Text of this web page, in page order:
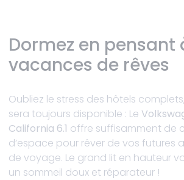
Dormez en pensant
vacances de rêves
Oubliez le stress des hôtels
sera toujours disponible : Le
California 6.1 offre suffisamment de
d’espace pour rêver de vos futures
de voyage. Le grand lit en hauteur
un sommeil doux et réparateur !